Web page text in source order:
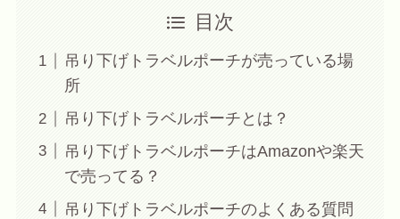
目次
吊り下げトラベルポーチが売っている場
所
吊り下げトラベルポーチとは？
吊り下げトラベルポーチはAmazonや楽天
で売ってる？
吊り下げトラベルポーチのよくある質問